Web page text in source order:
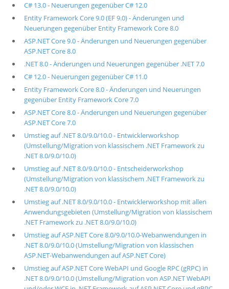
C# 13.0 - Neuerungen gegenüber C# 12.0
Entity Framework Core 9.0 (EF 9.0) - Änderungen und
Neuerungen gegenüber Entity Framework Core 8.0
ASP.NET Core 9.0 - Änderungen und Neuerungen gegenüber
ASP.NET Core 8.0
.NET 8.0 - Änderungen und Neuerungen gegenüber .NET 7.0
C# 12.0 - Neuerungen gegenüber C# 11.0
Entity Framework Core 8.0 - Änderungen und Neuerungen
gegenüber Entity Framework Core 7.0
ASP.NET Core 8.0 - Änderungen und Neuerungen gegenüber
ASP.NET Core 7.0
Umstieg auf .NET 8.0/9.0/10.0 - Entwicklerworkshop
(Umstellung/Migration von klassischem .NET Framework zu
.NET 8.0/9.0/10.0)
Umstieg auf .NET 8.0/9.0/10.0 - Entscheiderworkshop
(Umstellung/Migration von klassischem .NET Framework zu
.NET 8.0/9.0/10.0)
Umstieg auf .NET 8.0/9.0/10.0 - Entwicklerworkshop mit allen
Anwendungsgebieten (Umstellung/Migration von klassischem
.NET Framework zu .NET 8.0/9.0/10.0)
Umstieg auf ASP.NET Core 8.0/9.0/10.0-Webanwendungen in
.NET 8.0/9.0/10.0 (Umstellung/Migration von klassischen
ASP.NET-Webanwendungen auf ASP.NET Core)
Umstieg auf ASP.NET Core WebAPI und Google RPC (gRPC) in
.NET 8.0/9.0/10.0 (Umstellung/Migration von ASP.NET WebAPI